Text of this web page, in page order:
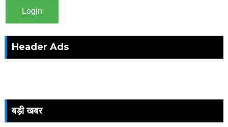
Login
Header Ads
बड़ी खबर